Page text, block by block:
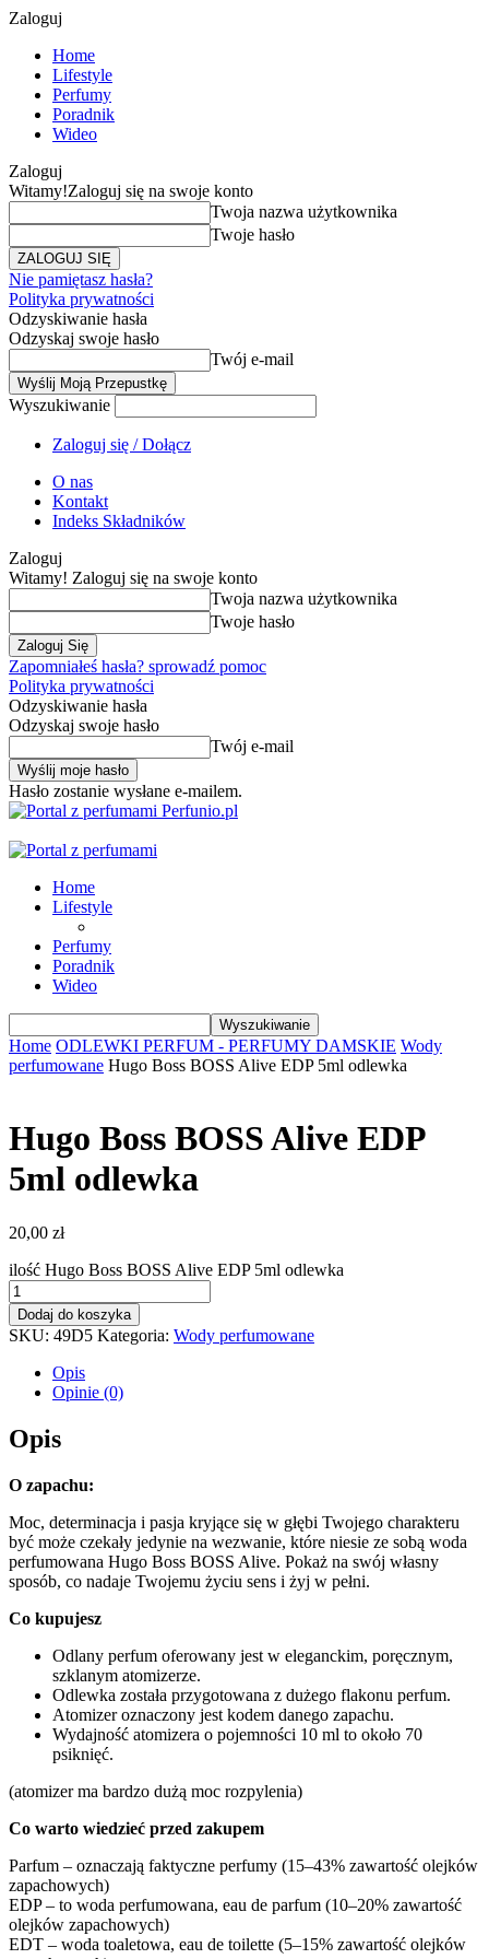
Zaloguj
Home
Lifestyle
Perfumy
Poradnik
Wideo
Zaloguj
Witamy!Zaloguj się na swoje konto
Twoja nazwa użytkownika
Twoje hasło
Nie pamiętasz hasła?
Polityka prywatności
Odzyskiwanie hasła
Odzyskaj swoje hasło
Twój e-mail
Wyszukiwanie
Zaloguj się / Dołącz
O nas
Kontakt
Indeks Składników
Zaloguj
Witamy! Zaloguj się na swoje konto
Twoja nazwa użytkownika
Twoje hasło
Zapomniałeś hasła? sprowadź pomoc
Polityka prywatności
Odzyskiwanie hasła
Odzyskaj swoje hasło
Twój e-mail
Hasło zostanie wysłane e-mailem.
Perfunio.pl
Home
Lifestyle
Perfumy
Poradnik
Wideo
Home ODLEWKI PERFUM - PERFUMY DAMSKIE Wody
perfumowane Hugo Boss BOSS Alive EDP 5ml odlewka
Hugo Boss BOSS Alive EDP
5ml odlewka
20,00 zł
ilość Hugo Boss BOSS Alive EDP 5ml odlewka
Dodaj do koszyka
SKU: 49D5 Kategoria: Wody perfumowane
Opis
Opinie (0)
Opis
O zapachu:
Moc, determinacja i pasja kryjące się w głębi Twojego charakteru
być może czekały jedynie na wezwanie, które niesie ze sobą woda
perfumowana Hugo Boss BOSS Alive. Pokaż na swój własny
sposób, co nadaje Twojemu życiu sens i żyj w pełni.
Co kupujesz
Odlany perfum oferowany jest w eleganckim, poręcznym,
szklanym atomizerze.
Odlewka została przygotowana z dużego flakonu perfum.
Atomizer oznaczony jest kodem danego zapachu.
Wydajność atomizera o pojemności 10 ml to około 70
psiknięć.
(atomizer ma bardzo dużą moc rozpylenia)
Co warto wiedzieć przed zakupem
Parfum – oznaczają faktyczne perfumy (15–43% zawartość olejków
zapachowych)
EDP – to woda perfumowana, eau de parfum (10–20% zawartość
olejków zapachowych)
EDT – woda toaletowa, eau de toilette (5–15% zawartość olejków